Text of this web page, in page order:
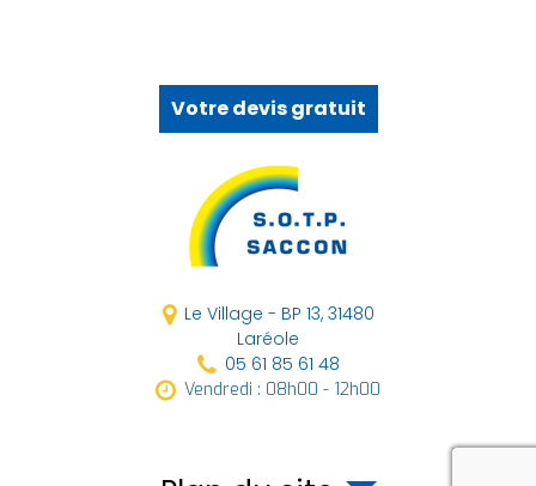
Votre devis gratuit
Le Village - BP 13, 31480
Laréole
05 61 85 61 48
Vendredi : 08h00 - 12h00